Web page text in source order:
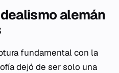
alemán
fundamental con la
dejó de ser solo una